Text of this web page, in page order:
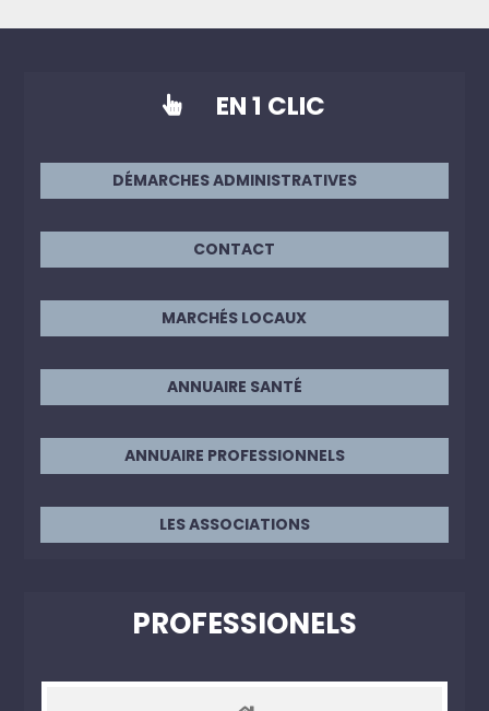
 EN 1 CLIC
DÉMARCHES ADMINISTRATIVES
CONTACT
MARCHÉS LOCAUX
ANNUAIRE SANTÉ
ANNUAIRE PROFESSIONNELS
LES ASSOCIATIONS
PROFESSIONELS